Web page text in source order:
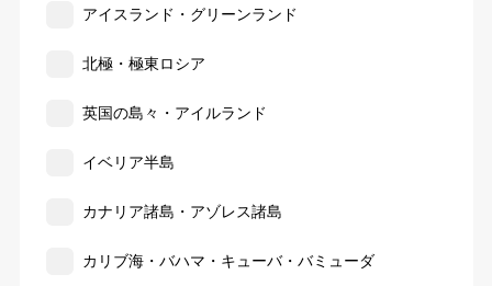
アイスランド・グリーンランド
北極・極東ロシア
英国の島々・アイルランド
イベリア半島
カナリア諸島・アゾレス諸島
カリブ海・バハマ・キューバ・バミューダ